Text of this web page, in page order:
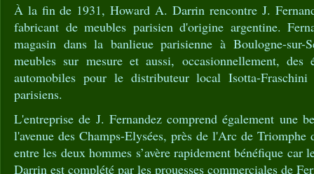
À la fin de 1931, Howard A. Darrin rencontre J.
fabricant de meubles parisien d'origine argentine.
magasin dans la banlieue parisienne à Boulogne-
meubles sur mesure et aussi, occasionnellement, des
automobiles pour le distributeur local Isotta-Fraschini
parisiens.
L'entreprise de J. Fernandez comprend également une
l'avenue des Champs-Elysées, près de l'Arc de
entre les deux hommes s’avère rapidement bénéfique car
Darrin est complété par les prouesses commerciales de